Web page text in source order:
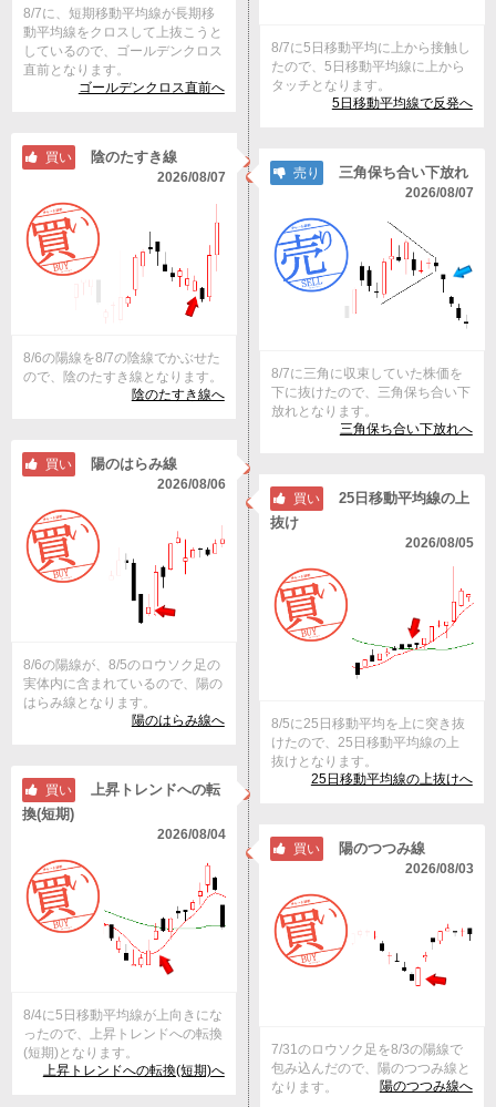
8/7に、短期移動平均線が長期移
動平均線をクロスして上抜こうと
しているので、ゴールデンクロス
直前となります。
ゴールデンクロス直前へ
8/7に5日移動平均に上から接触し
たので、5日移動平均線に上から
タッチとなります。
5日移動平均線で反発へ
買い 陰のたすき線
2026/08/07
8/6の陽線を8/7の陰線でかぶせた
ので、陰のたすき線となります。
陰のたすき線へ
売り 三角保ち合い下放れ
2026/08/07
8/7に三角に収束していた株価を
下に抜けたので、三角保ち合い下
放れとなります。
三角保ち合い下放れへ
買い 陽のはらみ線
2026/08/06
8/6の陽線が、8/5のロウソク足の
実体内に含まれているので、陽の
はらみ線となります。
陽のはらみ線へ
買い
25日移動平均線の上
抜け
2026/08/05
8/5に25日移動平均を上に突き抜
けたので、25日移動平均線の上
抜けとなります。
25日移動平均線の上抜けへ
買い
上昇トレンドへの転
換(短期)
2026/08/04
8/4に5日移動平均線が上向きにな
ったので、上昇トレンドへの転換
(短期)となります。
上昇トレンドへの転換(短期)へ
買い 陽のつつみ線
2026/08/03
7/31のロウソク足を8/3の陽線で
包み込んだので、陽のつつみ線と
なります。
陽のつつみ線へ